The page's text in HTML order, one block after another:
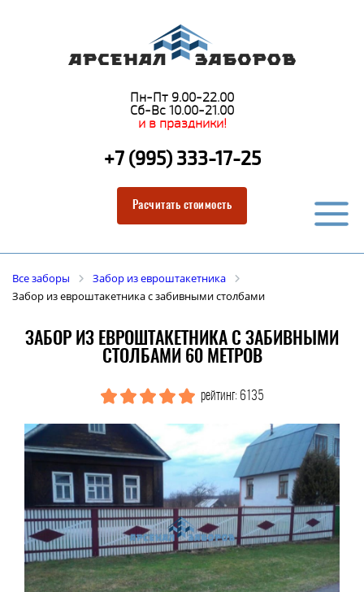
Пн-Пт 9.00-22.00
Сб-Вс 10.00-21.00
и в праздники!
+7 (995) 333-17-25
Расчитать стоимость
Все заборы
Забор из евроштакетника
Забор из евроштакетника с забивными столбами
ЗАБОР ИЗ ЕВРОШТАКЕТНИКА С ЗАБИВНЫМИ
СТОЛБАМИ 60 МЕТРОВ
рейтинг: 6135